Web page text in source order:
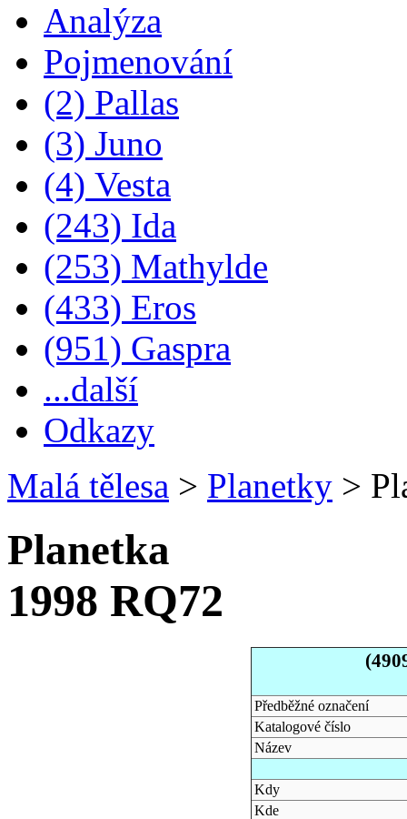
Analýza
Pojmenování
(2) Pallas
(3) Juno
(4) Vesta
(243) Ida
(253) Mathylde
(433) Eros
(951) Gaspra
...další
Odkazy
Malá tělesa > Planetky >
Planetka
1998 RQ72
Předběžné označení
Katalogové číslo
Název
Kdy
Kde